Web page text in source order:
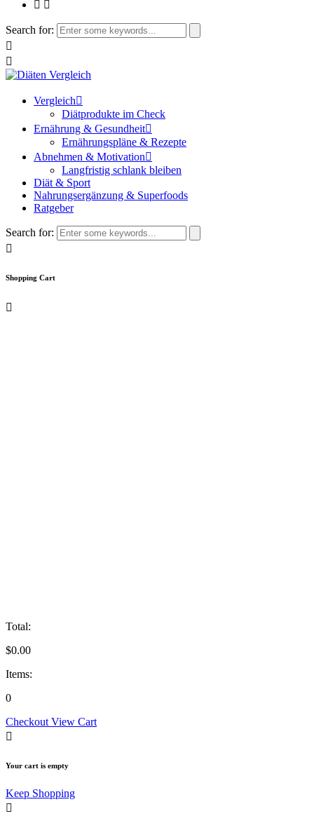
Search for:
Vergleich
Diätprodukte im Check
Ernährung & Gesundheit
Ernährungspläne & Rezepte
Abnehmen & Motivation
Langfristig schlank bleiben
Diät & Sport
Nahrungsergänzung & Superfoods
Ratgeber
Search for:
Shopping Cart
Total:
$0.00
Items:
0
Checkout View Cart
Your cart is empty
Keep Shopping